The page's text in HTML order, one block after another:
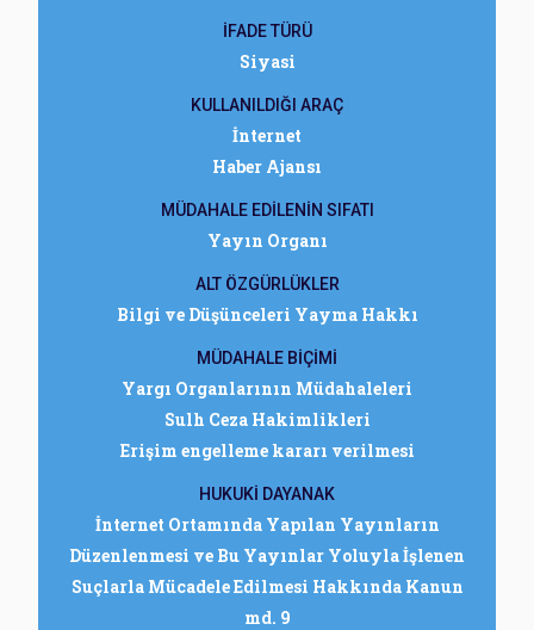
İFADE TÜRÜ
Siyasi
KULLANILDIĞI ARAÇ
İnternet
Haber Ajansı
MÜDAHALE EDİLENİN SIFATI
Yayın Organı
ALT ÖZGÜRLÜKLER
Bilgi ve Düşünceleri Yayma Hakkı
MÜDAHALE BİÇİMİ
Yargı Organlarının Müdahaleleri
Sulh Ceza Hakimlikleri
Erişim engelleme kararı verilmesi
HUKUKİ DAYANAK
İnternet Ortamında Yapılan Yayınların
Düzenlenmesi ve Bu Yayınlar Yoluyla İşlenen
Suçlarla Mücadele Edilmesi Hakkında Kanun
md. 9